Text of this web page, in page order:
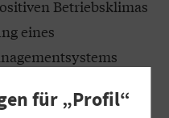
Betriebsklimas
eines
Regelungen
mit Leben zu füllen,
für „Profil“